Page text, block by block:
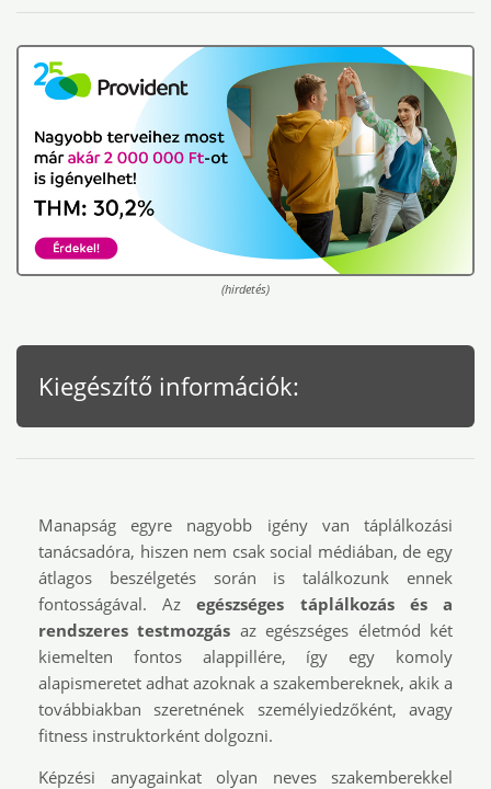
(hirdetés)
Kiegészítő információk:
Manapság egyre nagyobb igény van táplálkozási
tanácsadóra, hiszen nem csak social médiában, de egy
átlagos beszélgetés során is találkozunk ennek
fontosságával. Azegészséges táplálkozás és a
rendszeres testmozgás az egészséges életmód két
kiemelten fontos alappillére, így egy komoly
alapismeretet adhat azoknak a szakembereknek, akik a
továbbiakban szeretnének személyiedzőként, avagy
fitness instruktorként dolgozni.
Képzési anyagainkat olyan neves szakemberekkel